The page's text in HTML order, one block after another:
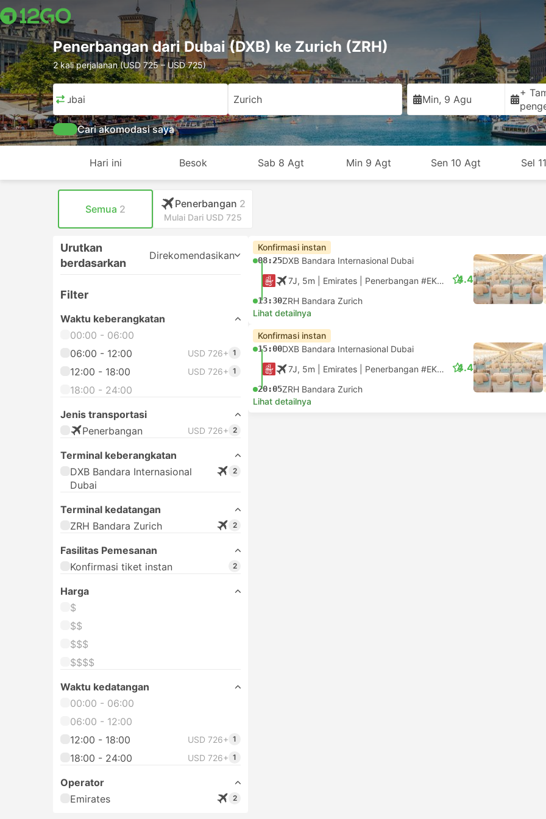
Penerbangan dari Dubai (DXB) ke Zurich (ZRH)
2 kali perjalanan (USD 725 – USD 725)
Dubai Zurich Min, 9 Agu
+
Cari akomodasi saya
Hari ini Besok Sab 8 Agt Min 9 Agt Sen 10 Agt Sel
Semua 2 Penerbangan 2
Mulai Dari USD 725
Urutkan
berdasarkan
Direkomendasikan
Filter
Waktu keberangkatan
00:00 - 06:00
06:00 - 12:00
USD 726+ 1
12:00 - 18:00 USD 726+ 1
18:00 - 24:00
Jenis transportasi
Penerbangan
USD 726+ 2
Terminal keberangkatan
DXB Bandara Internasional
Dubai
2
Terminal kedatangan
ZRH Bandara Zurich
2
Fasilitas Pemesanan
Konfirmasi tiket instan
2
Harga
$
$$
$$$
$$$$
Waktu kedatangan
00:00 - 06:00
06:00 - 12:00
12:00 - 18:00
USD 726+ 1
18:00 - 24:00 USD 726+ 1
Operator
Emirates
2
Konfirmasi instan
08:25DXB Bandara Internasional Dubai
7J, 5m | Emirates Penerbangan #EK87 |Ekonomi
13:30ZRH Bandara Zurich
4.4
Lihat detailnya
Konfirmasi instan
15:00DXB Bandara Internasional Dubai
7J, 5m | Emirates Penerbangan #EK85 |Ekonomi
20:05ZRH Bandara Zurich
4.4
Lihat detailnya